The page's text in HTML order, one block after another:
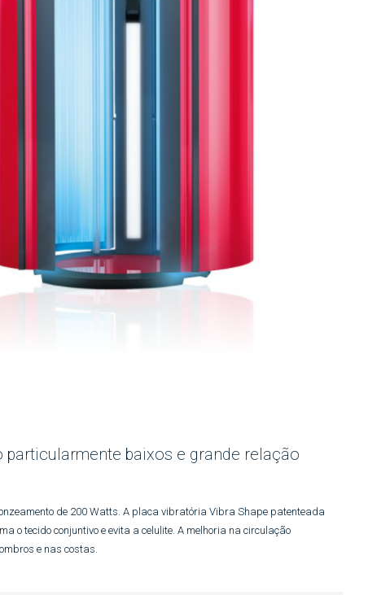
baixos e grande relação
de 200 Watts. A placa vibratória Vibra Shape patenteada
o tecido conjuntivo e evita a celulite. A melhoria na circulação
e nas costas.